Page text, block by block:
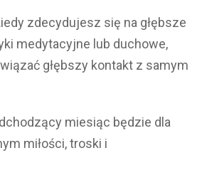
zdecydujesz się na głębsze
medytacyjne lub duchowe,
głębszy kontakt z samym
miesiąc będzie dla
miłości, troski i